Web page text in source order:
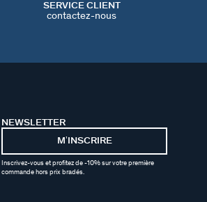
SERVICE CLIENT
contactez-nous
NEWSLETTER
MʼINSCRIRE
Inscrivez-vous et profitez de -10% sur votre première
commande hors prix bradés.